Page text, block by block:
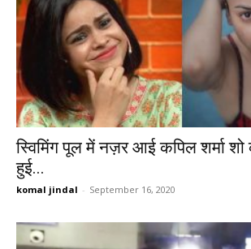
स्विमिंग पूल में नज़र आई कपिल शर्मा शो
हुई...
komal jindal - September 16, 2020